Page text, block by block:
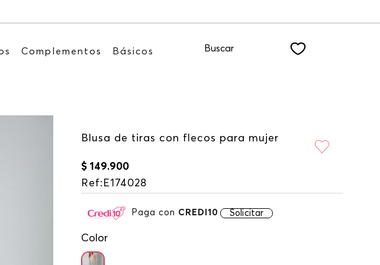
Complementos Básicos Buscar
Blusa de tiras con flecos para mujer
$ 149.900
Ref: E174028
Paga con CREDI10 Solicitar
Color